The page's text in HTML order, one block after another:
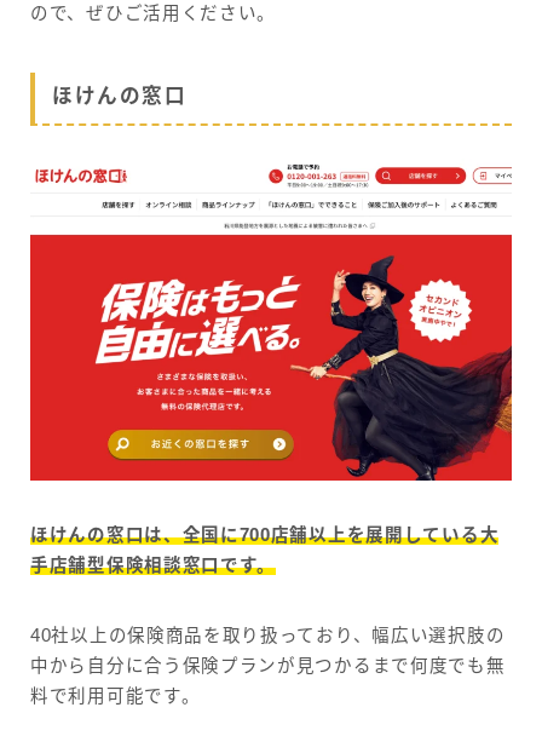
ので、ぜひご活用ください。
ほけんの窓口
ほけんの窓口は、全国に700店舗以上を展開している大
手店舗型保険相談窓口です。
40社以上の保険商品を取り扱っており、幅広い選択肢の
中から自分に合う保険プランが見つかるまで何度でも無
料で利用可能です。